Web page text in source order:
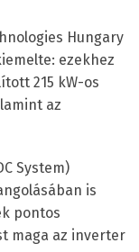
Hungary
ezekhez
215 kW-os
az
System)
is
pontos
maga az inverter